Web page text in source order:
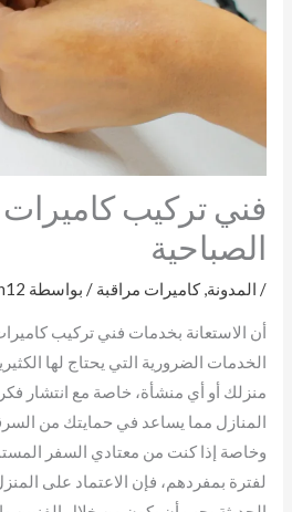
فني تركيب كاميرات
الصباحية
/ المدونة,كاميرات مراقبة / بواسطة
أن الاستعانة بخدمات فني تركيب
الخدمات الضرورية التي يحتاج لها
منزلك أو أي منشأة، خاصة مع انتشار
المنازل مما يساعد في حمايتك من
وخاصة إذا كنت من معتادي السفر
لفترة بمفردهم، فإن الاعتماد على